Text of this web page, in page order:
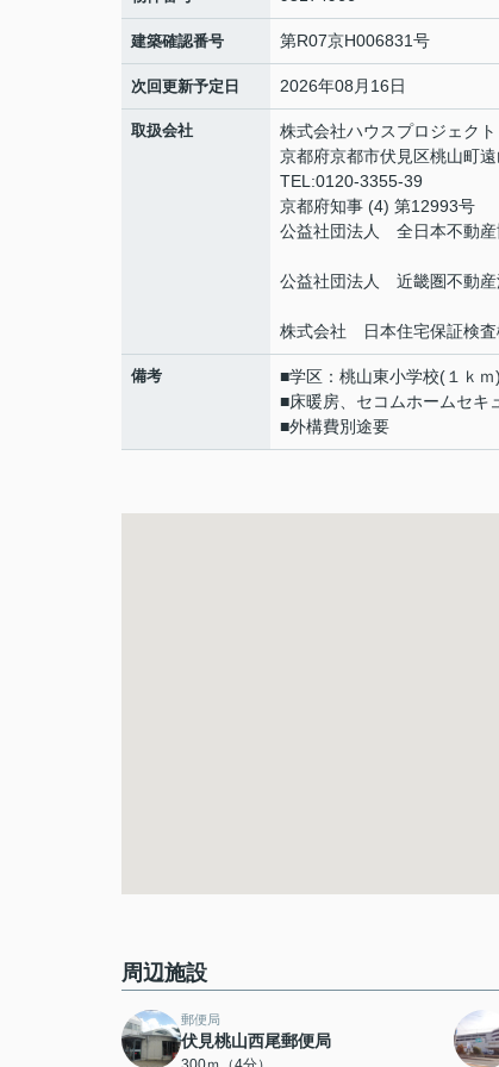
建築確認番号 第R07京H006831号
次回更新予定日 2026年08月16日
取扱会社
株式会社ハウスプロジェクト
京都府京都市伏見区桃山町遠
TEL:0120-3355-39
京都府知事 (4) 第12993号
公益社団法人 全日本不動産
公益社団法人 近畿圏不動産
株式会社 日本住宅保証検査
備考
■学区：桃山東小学校(１ｋ
■床暖房、セコムホームセキ
■外構費別途要
周辺施設
郵便局
伏見桃山西尾郵便局